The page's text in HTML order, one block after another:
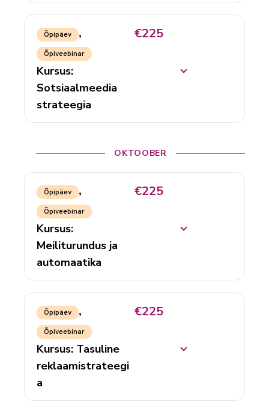
Õpipäev ,
Õpiveebinar
Kursus:
Sotsiaalmeedia
strateegia
€225
OKTOOBER
Õpipäev ,
Õpiveebinar
Kursus:
Meiliturundus ja
automaatika
€225
Õpipäev ,
Õpiveebinar
Kursus: Tasuline
reklaamistrateegi
a
€225